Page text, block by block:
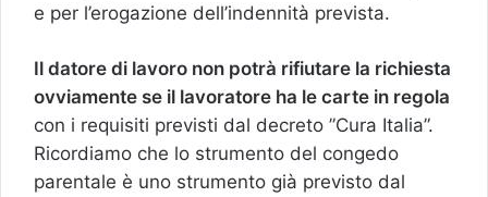
e per l’erogazione dell’indennità prevista.
Il datore di lavoro non potrà rifiutare la richiesta
ovviamente se il lavoratore ha le carte in regola
con i requisiti previsti dal decreto ”Cura Italia”.
Ricordiamo che lo strumento del congedo
parentale è uno strumento già previsto dal